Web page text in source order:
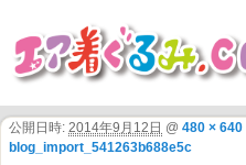
公開日時: 2014年9月12日 @480 × 640
blog_import_541263b688e5c